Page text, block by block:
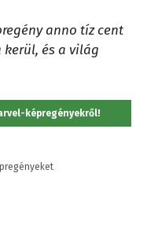
anno tíz cent
és a világ
képregényekről!